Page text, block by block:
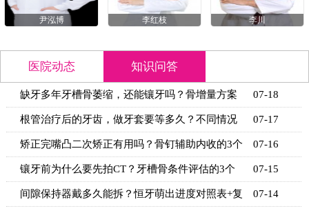
尹泓博 李红枝 李川
医院动态 知识问答
缺牙多年牙槽骨萎缩，还能镶牙吗？骨增量方案
+适用条
07-18
根管治疗后的牙齿，做牙套要等多久？不同情况
的等待时
07-17
矫正完嘴凸二次矫正有用吗？骨钉辅助内收的3个
关键条
07-16
镶牙前为什么要先拍CT？牙槽骨条件评估的3个
关键指标
07-15
间隙保持器戴多久能拆？恒牙萌出进度对照表+复 07-14